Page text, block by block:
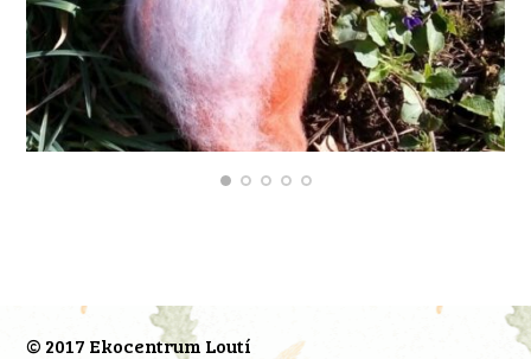
© 2017 Ekocentrum Loutí